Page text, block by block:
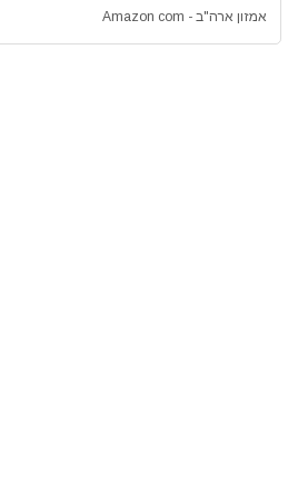
אמזון ארה"ב - Amazon com